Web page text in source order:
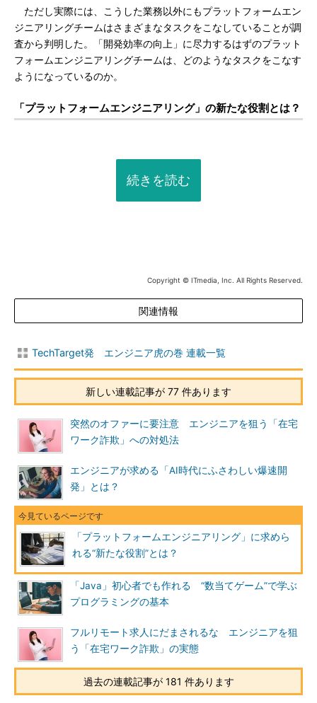
ただし実際には、こうした業務以外にもプラットフォームエン
ジニアリングチームはさまざまなタスクをこなしていることが調
査から判明した。「開発効率の向上」に尽力するはずのプラット
フォームエンジニアリングチームは、どのようなタスクをこなす
ようになっているのか。
「プラットフォームエンジニアリング」の新たな役割とは？
続きを読む
Copyright © ITmedia, Inc. All Rights Reserved.
関連情報
TechTarget発 エンジニア虎の巻 連載一覧
新しい連載記事が 77 件あります
突然のオファーに要注意 エンジニアを狙う「在宅
ワーク詐欺」への対処法
エンジニアが求める「AI時代にふさわしい爆速開
発」とは？
「プラットフォームエンジニアリング」に求めら
れる“新たな役割”とは？
「Java」初心者でも作れる “数当てゲーム”で学ぶ
プログラミングの基本
フルリモート求人にだまされるな エンジニアを狙
う「在宅ワーク詐欺」の実態
過去の連載記事が 181 件あります